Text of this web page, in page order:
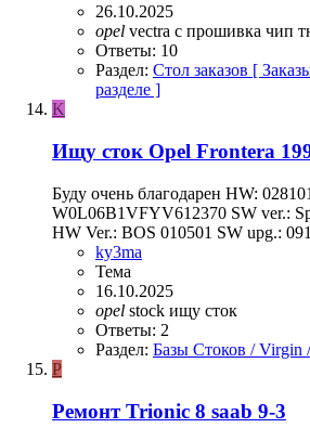
26.10.2025
opel vectra c прошивка чип
Ответы: 10
Раздел: Стол заказов [
разделе ]
K
Ищу сток Opel Frontera
Буду очень благодарен HW:
W0L06B1VFYV612370 SW ver.:
HW Ver.: BOS 010501 SW upg.:
ky3ma
Тема
16.10.2025
opel stock ищу сток
Ответы: 2
Раздел: Базы Стоков / Virgin
P
Ремонт Trionic 8 saab 9-3